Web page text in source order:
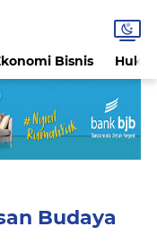
Bisnis
Budaya